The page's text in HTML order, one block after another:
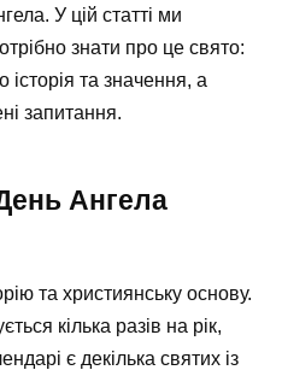
У цій статті ми
знати про це свято:
історія та значення, а
запитання.
Ангела
та християнську основу.
кілька разів на рік,
є декілька святих із